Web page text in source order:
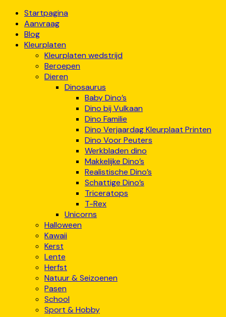
Startpagina
Aanvraag
Blog
Kleurplaten
Kleurplaten wedstrijd
Beroepen
Dieren
Dinosaurus
Baby Dino’s
Dino bij Vulkaan
Dino Familie
Dino Verjaardag Kleurplaat Printen
Dino Voor Peuters
Werkbladen dino
Makkelijke Dino’s
Realistische Dino’s
Schattige Dino’s
Triceratops
T-Rex
Unicorns
Halloween
Kawaii
Kerst
Lente
Herfst
Natuur & Seizoenen
Pasen
School
Sport & Hobby